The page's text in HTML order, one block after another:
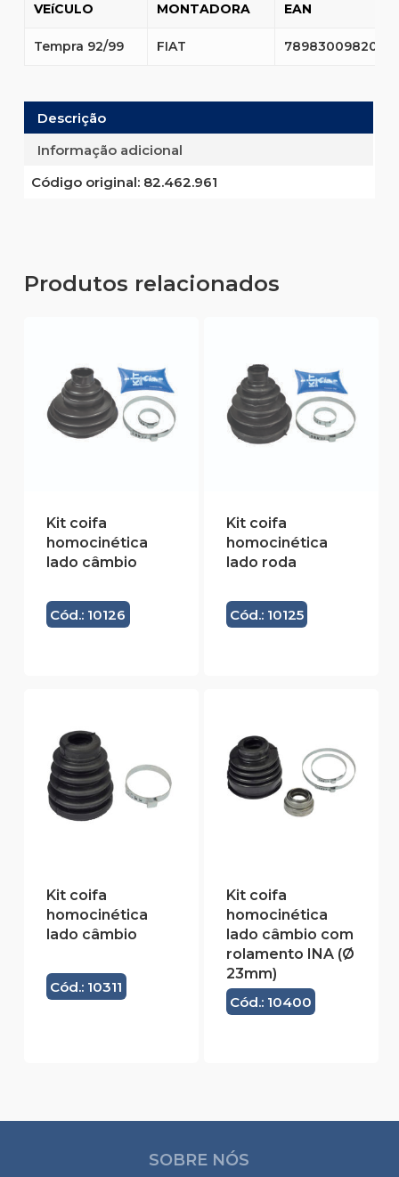
VEíCULO MONTADORA EAN
Tempra 92/99 FIAT 7898300982026
Descrição
Informação adicional
Código original:82.462.961
Produtos relacionados
Kit coifa
homocinética
lado câmbio
Cód.: 10126
Kit coifa
homocinética
lado roda
Cód.: 10125
Kit coifa
homocinética
lado câmbio
Cód.: 10311
Kit coifa
homocinética
lado câmbio com
rolamento INA (Ø
23mm)
Cód.: 10400
SOBRE NÓS